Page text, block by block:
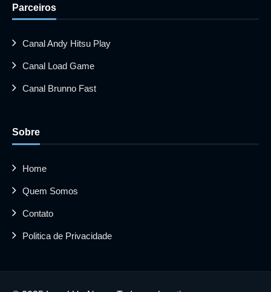
Parceiros
Canal Andy Hitsu Play
Canal Load Game
Canal Brunno Fast
Sobre
Home
Quem Somos
Contato
Politica de Privacidade